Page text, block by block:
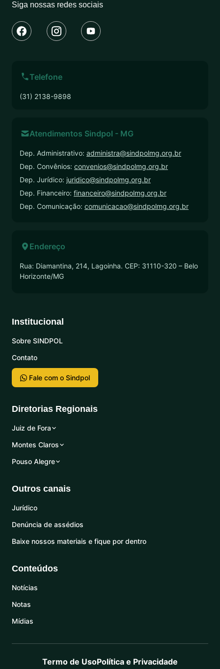
Siga nossas redes sociais
Telefone
(31) 2138-9898
Atendimentos Sindpol - MG
Dep. Administrativo: administra@sindpolmg.org.br
Dep. Convênios: convenios@sindpolmg.org.br
Dep. Jurídico: juridico@sindpolmg.org.br
Dep. Financeiro: financeiro@sindpolmg.org.br
Dep. Comunicação: comunicacao@sindpolmg.org.br
Endereço
Rua: Diamantina, 214, Lagoinha. CEP: 31110-320 – Belo
Horizonte/MG
Institucional
Sobre SINDPOL
Contato
Fale com o Sindpol
Diretorias Regionais
Juiz de Fora
Montes Claros
Pouso Alegre
Outros canais
Jurídico
Denúncia de assédios
Baixe nossos materiais e fique por dentro
Conteúdos
Notícias
Notas
Mídias
Termo de UsoPolítica e Privacidade